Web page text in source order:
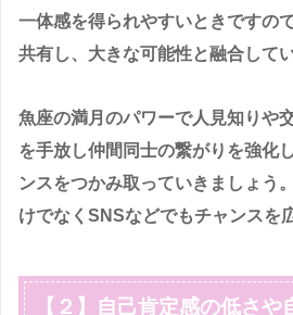
一体感を得られやすいときですの
共有し、大きな可能性と融合して
魚座の満月のパワーで人見知りや
を手放し仲間同士の繋がりを強化
ンスをつかみ取っていきましょう
けでなくSNSなどでもチャンスを
【２】自己肯定感の低さ